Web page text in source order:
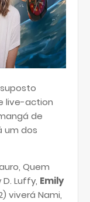
live-action
de
um dos
Quem
Luffy, Emily
viverá Nami,